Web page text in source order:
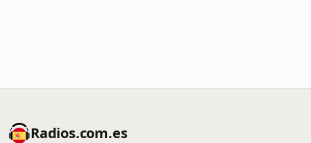
Radios.com.es